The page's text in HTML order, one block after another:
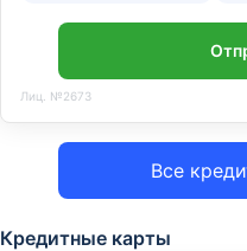
Все
Лиц. №2673
Кредитные карты